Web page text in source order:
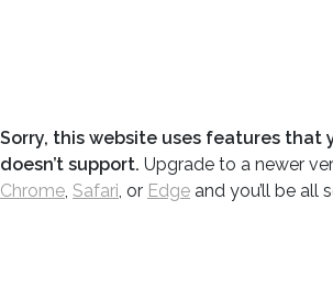
Sorry, this website uses features that
doesn’t support. Upgrade to a newer
Chrome, Safari, or Edge and you’ll be all